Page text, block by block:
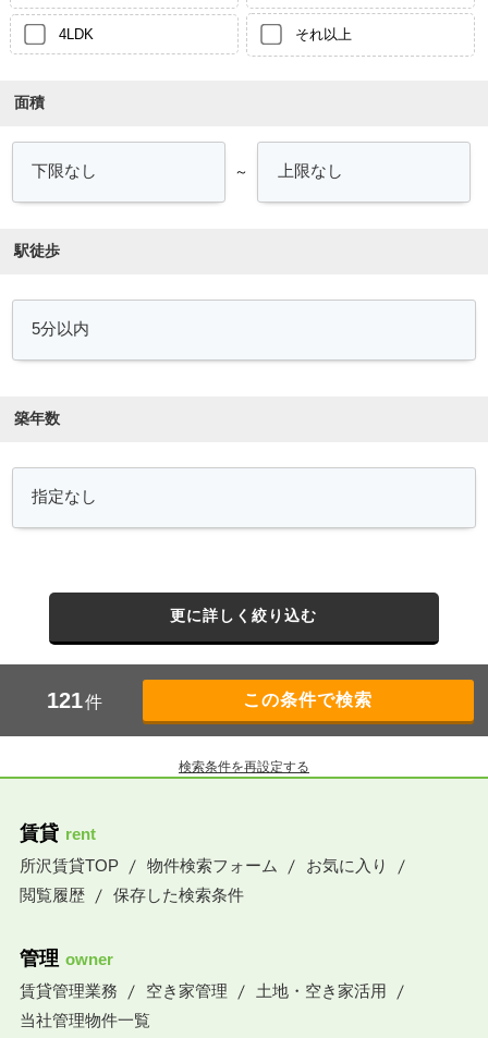
4LDK それ以上
面積
～
駅徒歩
築年数
更に詳しく絞り込む
121件
検索条件を再設定する
賃貸 rent
所沢賃貸TOP
物件検索フォーム
お気に入り
閲覧履歴
保存した検索条件
管理 owner
賃貸管理業務
空き家管理
土地・空き家活用
当社管理物件一覧